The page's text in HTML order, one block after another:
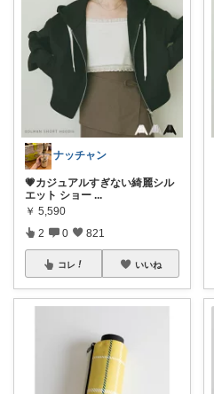
ナッチャン
💗カジュアルすぎない綺麗シル
エット ショー ...
￥ 5,590
2 0 821
コレ いいね